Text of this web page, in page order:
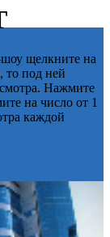
щелкните на
то под ней
Нажмите
на число от 1
каждой